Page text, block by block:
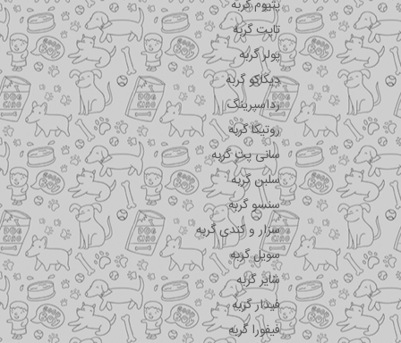
پتیوم گربه
تاپت گربه
پولر گربه
دیکاکو گربه
رداسپرینگ
روتیکا گربه
سانی پت گربه
سلبن گربه
سنسو گربه
سزار و کندی گربه
سویل گربه
شایر گربه
فیدار گربه
فیفورا گربه